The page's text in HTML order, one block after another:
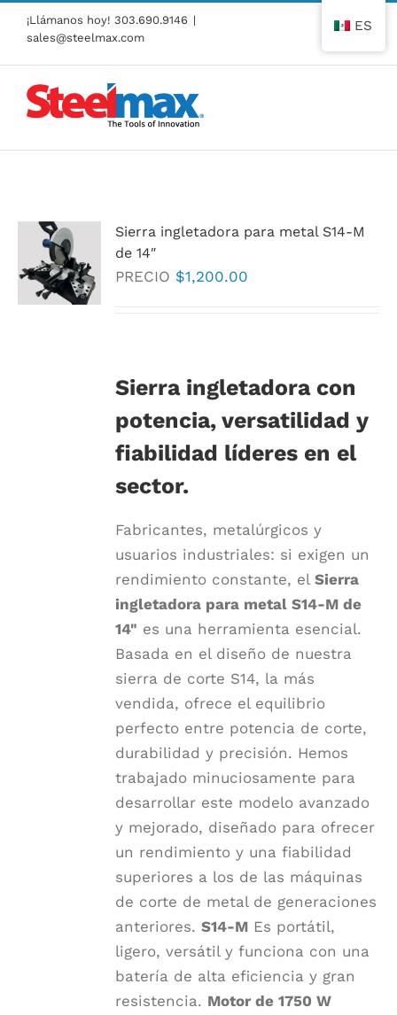
contenido
¡Llámanos hoy! 303.690.9146 |
sales@steelmax.com
Sierra ingletadora para metal S14-M
de 14″
PRECIO $1,200.00
Sierra ingletadora con
potencia, versatilidad y
fiabilidad líderes en el
sector.
Fabricantes, metalúrgicos y
usuarios industriales: si exigen un
rendimiento constante, elSierra
ingletadora para metal S14-M de
14" es una herramienta esencial.
Basada en el diseño de nuestra
sierra de corte S14, la más
vendida, ofrece el equilibrio
perfecto entre potencia de corte,
durabilidad y precisión. Hemos
trabajado minuciosamente para
desarrollar este modelo avanzado
y mejorado, diseñado para ofrecer
un rendimiento y una fiabilidad
superiores a los de las máquinas
de corte de metal de generaciones
anteriores.S14-M Es portátil,
ligero, versátil y funciona con una
batería de alta eficiencia y gran
resistencia. Motor de 1750 W
ES